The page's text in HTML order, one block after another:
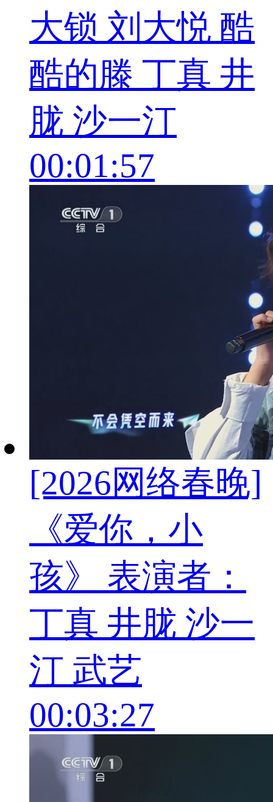
大锁 刘大悦 酷
酷的滕 丁真 井
胧 沙一汀
00:01:57
[2026网络春晚]
《爱你，小
孩》 表演者：
丁真 井胧 沙一
汀 武艺
00:03:27